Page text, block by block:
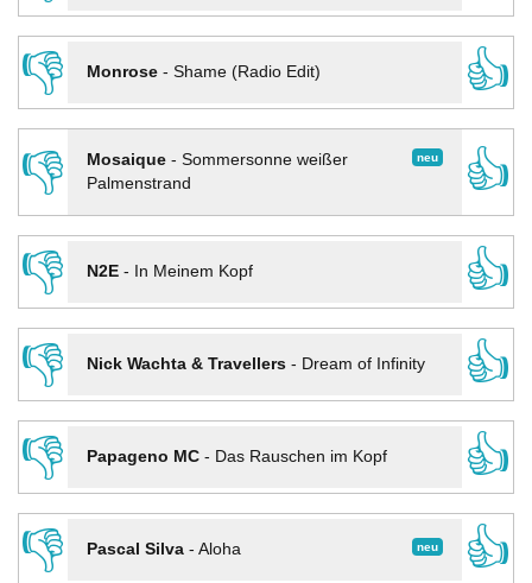
👎
Monrose- Shame (Radio Edit)
👍
👎
neu
Mosaique- Sommersonne weißer
Palmenstrand
👍
👎
N2E- In Meinem Kopf
👍
👎
Nick Wachta & Travellers- Dream of Infinity
👍
👎
Papageno MC- Das Rauschen im Kopf
👍
👎
neu
Pascal Silva- Aloha
👍